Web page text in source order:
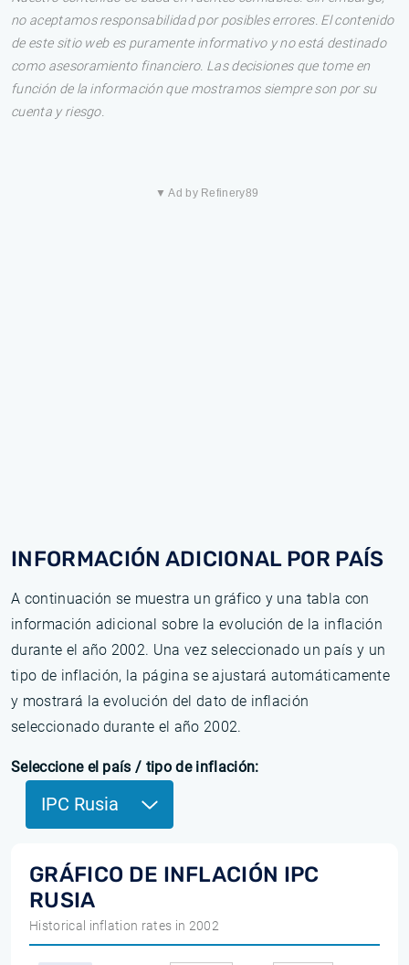
no aceptamos responsabilidad por posibles errores. El contenido
de este sitio web es puramente informativo y no está destinado
como asesoramiento financiero. Las decisiones que tome en
función de la información que mostramos siempre son por su
cuenta y riesgo.
▼ Ad by Refinery89
INFORMACIÓN ADICIONAL POR PAÍS
A continuación se muestra un gráfico y una tabla con
información adicional sobre la evolución de la inflación
durante el año 2002. Una vez seleccionado un país y un
tipo de inflación, la página se ajustará automáticamente
y mostrará la evolución del dato de inflación
seleccionado durante el año 2002.
Seleccione el país / tipo de inflación:
IPC Rusia
GRÁFICO DE INFLACIÓN IPC
RUSIA
Historical inflation rates in 2002